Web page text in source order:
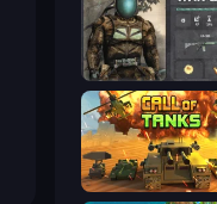
War Groups
Call of Tanks